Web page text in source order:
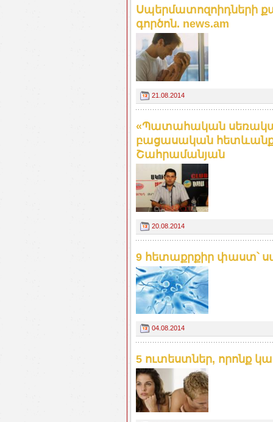
Սպերմատոզոիդների
գործոն. news.am
21.08.2014
«Պատահական սեռական
բացասական
Շահրամանյան
20.08.2014
9 հետաքրքիր փաստ՝
04.08.2014
5 ուտեստներ, որոնք